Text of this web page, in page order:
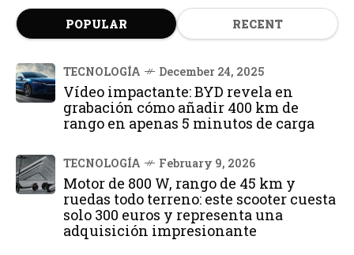
POPULAR RECENT
TECNOLOGÍA December 24, 2025
Vídeo impactante: BYD revela en
grabación cómo añadir 400 km de
rango en apenas 5 minutos de carga
TECNOLOGÍA February 9, 2026
Motor de 800 W, rango de 45 km y
ruedas todo terreno: este scooter cuesta
solo 300 euros y representa una
adquisición impresionante